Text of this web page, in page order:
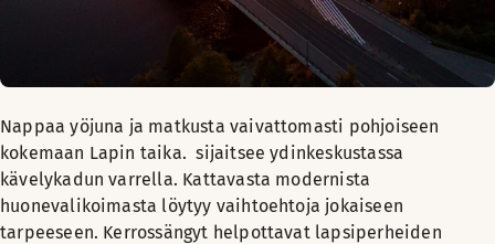
Nappaa yöjuna ja matkusta vaivattomasti pohjoiseen
kokemaan Lapin taika. sijaitsee ydinkeskustassa
kävelykadun varrella. Kattavasta modernista
huonevalikoimasta löytyy vaihtoehtoja jokaiseen
tarpeeseen. Kerrossängyt helpottavat lapsiperheiden